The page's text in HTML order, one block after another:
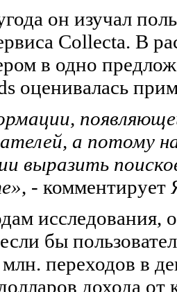
он изучал
Collecta. В
в одно
оценивалась
а потому
выразить
, - комментирует
исследования,
бы
переходов в
дохода от